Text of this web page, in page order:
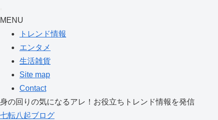
MENU
トレンド情報
エンタメ
生活雑貨
Site map
Contact
身の回りの気になるアレ！お役立ちトレンド情報を発信
七転八起ブログ